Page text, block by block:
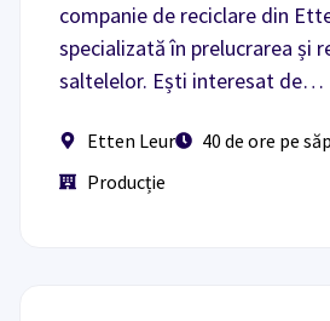
companie de reciclare din
specializată în prelucrarea și
saltelelor. Ești interesat de…
Etten Leur
40 de ore pe
Producție